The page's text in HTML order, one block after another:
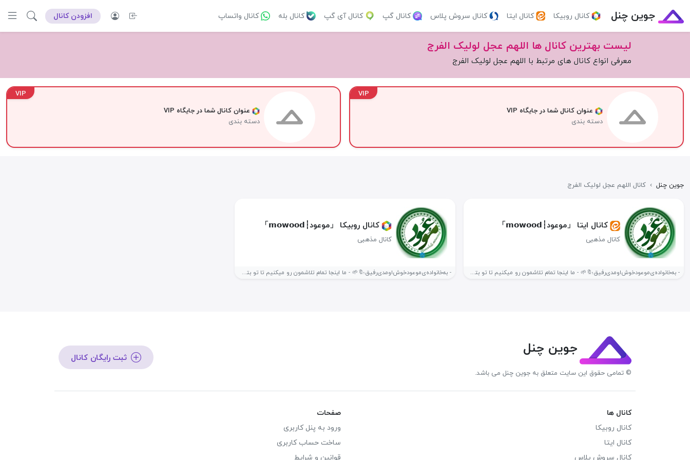
جوین چنل کانال روبیکا کانال ایتا کانال سروش پلاس کانال گپ کانال آی گپ کانال بله کانال واتساپ افزودن کانال
لیست بهترین کانال ها اللهم عجل لولیک الفرج
معرفی انواع کانال های مرتبط با اللهم عجل لولیک الفرج
VIP
عنوان کانال شما در جایگاه VIP
دسته بندی
VIP
عنوان کانال شما در جایگاه VIP
دسته بندی
جوین چنل › کانال اللهم عجل لولیک الفرج
کانال ایتا 「موعود┆𝗺𝗼𝘄𝗼𝗼𝗱」
کانال مذهبی
- به‌خانواده‌ی‌موعود‌خوش‌اومدی‌رفیق؛🔖🌱 - ما اینجا تمام‌ تلاشمون رو میکنیم تا تو بتونی...
کانال روبیکا 「موعود┆𝗺𝗼𝘄𝗼𝗼𝗱」
کانال مذهبی
- به‌خانواده‌ی‌موعود‌خوش‌اومدی‌رفیق؛🔖🌱 - ما اینجا تمام‌ تلاشمون رو میکنیم تا تو بتونی...
جوین چنل
© تمامی حقوق این سایت متعلق به جوین چنل می باشد.
ثبت رایگان کانال
کانال ها
کانال روبیکا
کانال ایتا
کانال سروش پلاس
صفحات
ورود به پنل کاربری
ساخت حساب کاربری
قوانین و شرایط